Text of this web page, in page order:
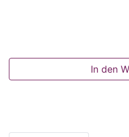
In den